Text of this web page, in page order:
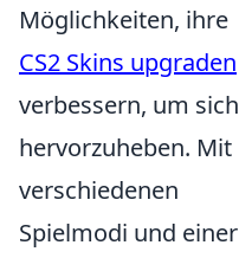
Möglichkeiten, ihre
CS2 Skins upgraden
verbessern, um sich
hervorzuheben. Mit
verschiedenen
Spielmodi und einer